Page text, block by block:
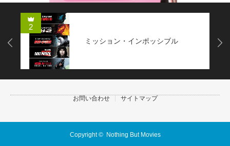
2
ミッション・インポッシブル
Next
お問い合わせ サイトマップ
Copyright © Nothing But Movies